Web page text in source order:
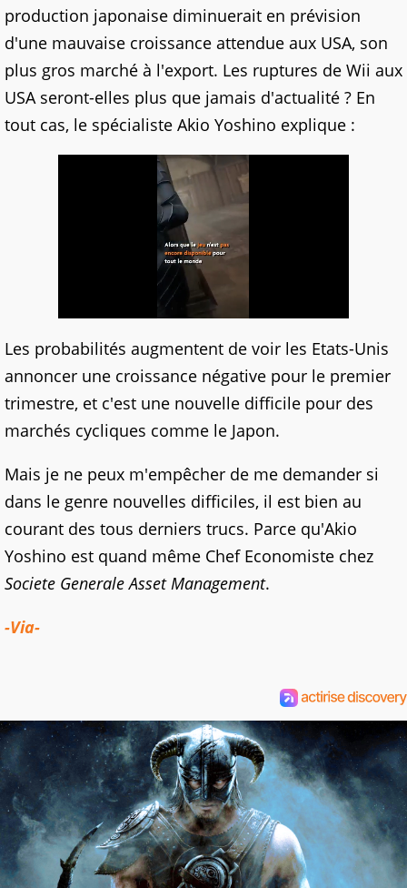
production japonaise diminuerait en prévision
d'une mauvaise croissance attendue aux USA, son
plus gros marché à l'export. Les ruptures de Wii aux
USA seront-elles plus que jamais d'actualité ? En
tout cas, le spécialiste Akio Yoshino explique :
Les probabilités augmentent de voir les Etats-Unis
annoncer une croissance négative pour le premier
trimestre, et c'est une nouvelle difficile pour des
marchés cycliques comme le Japon.
Mais je ne peux m'empêcher de me demander si
dans le genre nouvelles difficiles, il est bien au
courant des tous derniers trucs. Parce qu'Akio
Yoshino est quand même Chef Economiste chez
Societe Generale Asset Management.
-Via-